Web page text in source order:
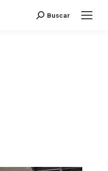
Search:
Buscar